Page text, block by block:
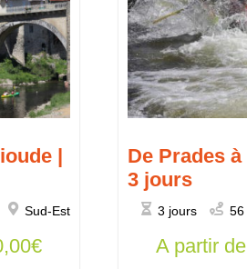
|
Sud-Est
€
De Prades
3 jours
3 jours 56
A partir de